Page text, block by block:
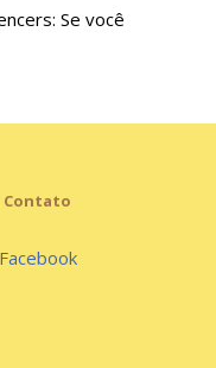
Se você
Contato